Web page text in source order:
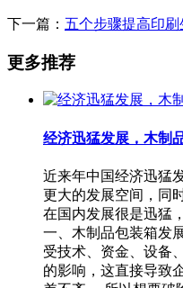
下一篇： 五个步骤提高印
更多推荐
经济迅猛发展，木制
近来年中国经济迅猛
更大的发展空间，同
在国内发展很是迅猛
一、木制品包装箱发
受技术、资金、设备
的影响，这直接导致